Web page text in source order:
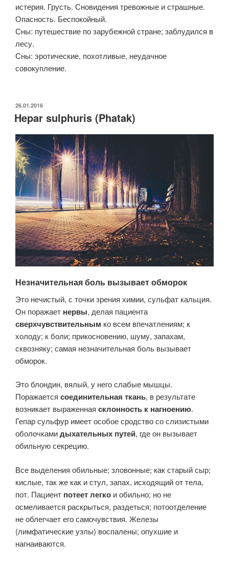
истерия. Грусть. Сновидения тревожные и страшные.
Опасность. Беспокойный.
Сны: путешествие по зарубежной стране; заблудился в
лесу.
Сны: эротические, похотливые, неудачное
совокупление.
ОПУБЛИКОВАНО
26.01.2016
Hepar sulphuris (Phatak)
Незначительная боль вызывает обморок
Это нечистый, с точки зрения химии, сульфат кальция.
Он поражает нервы, делая пациента
сверхчувствительным ко всем впечатлениям; к
холоду; к боли; прикосновению, шуму, запахам,
сквозняку; самая незначительная боль вызывает
обморок.
Это блондин, вялый, у него слабые мышцы.
Поражается соединительная ткань, в результате
возникает выраженная склонность к нагноению.
Гепар сульфур имеет особое сродство со слизистыми
оболочкамидыхательных путей, где он вызывает
обильную секрецию.
Все выделения обильные; зловонные; как старый сыр;
кислые, так же как и стул, запах, исходящий от тела,
пот. Пациент потеет легко и обильно; но не
осмеливается раскрыться, раздеться; потоотделение
не облегчает его самочувствия. Железы
(лимфатические узлы) воспалены; опухшие и
нагнаиваются.